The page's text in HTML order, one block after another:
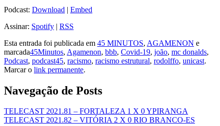
Podcast: Download | Embed
Assinar: Spotify | RSS
Esta entrada foi publicada em 45 MINUTOS, AGAMENON e
marcada45Minutos, Agamenon, bbb, Covid-19, joão, mc donalds,
Podcast, podcast45, racismo, racismo estrutural, rodolffo, unicast.
Marcar o link permanente.
Navegação de Posts
TELECAST 2021.81 – FORTALEZA 1 X 0 YPIRANGA
TELECAST 2021.82 – VITÓRIA 2 X 0 RIO BRANCO-ES